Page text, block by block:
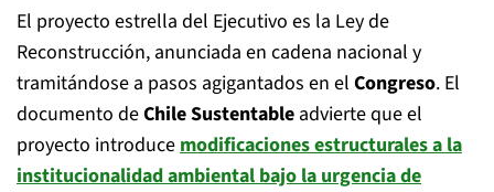
El proyecto estrella del Ejecutivo es la Ley de
Reconstrucción, anunciada en cadena nacional y
tramitándose a pasos agigantados en el Congreso. El
documento deChile Sustentable advierte que el
proyecto introducemodificaciones estructurales a la
institucionalidad ambiental bajo la urgencia de